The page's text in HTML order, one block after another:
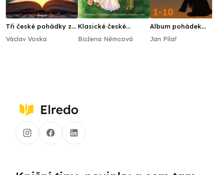
Tři české pohádky z
Václav Voska
Klasické české
Božena Němcová
Album pohádek
1-10
Jan Pilař